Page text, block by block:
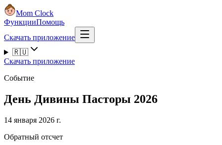
Mom Clock
ФункцииПомощь
Скачать приложение
🇷🇺
Скачать приложение
Событие
День Дивины Пасторы 2026
14 января 2026 г.
Обратный отсчет